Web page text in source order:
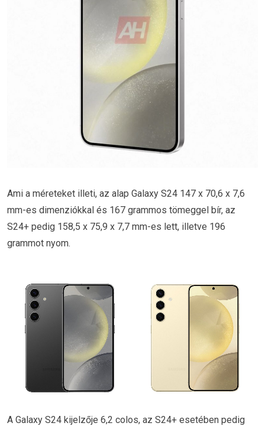
Ami a méreteket illeti, az alap Galaxy S24 147 x 70,6 x 7,6
mm-es dimenziókkal és 167 grammos tömeggel bír, az
S24+ pedig 158,5 x 75,9 x 7,7 mm-es lett, illetve 196
grammot nyom.
A Galaxy S24 kijelzője 6,2 colos, az S24+ esetében pedig